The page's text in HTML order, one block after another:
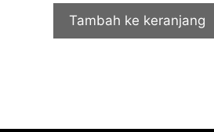
Tambah ke keranjang